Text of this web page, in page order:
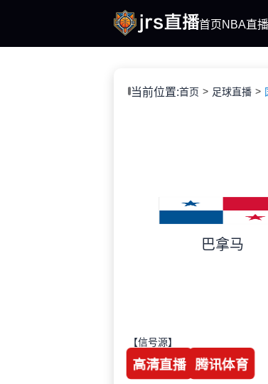
首页NBA直播
当前位置:首页 足球直播
巴拿马
【信号源】
高清直播 腾讯体育